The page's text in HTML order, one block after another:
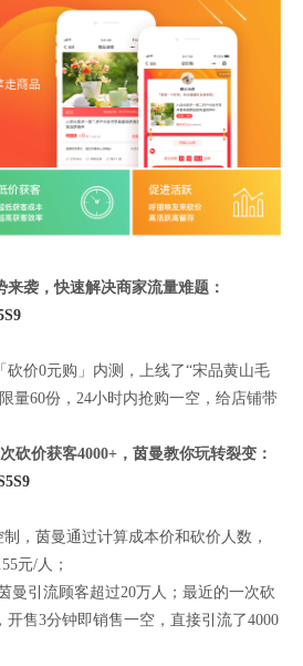
来袭，快速解决商家流量难题：
砍价0元购」内测，上线了“宋品黄山毛
量60份，24小时内抢购一空，给店铺带
砍价获客4000+，茵曼教你玩转裂变：
，茵曼通过计算成本价和砍价人数，
元/人；
曼引流顾客超过20万人；最近的一次砍
开售3分钟即销售一空，直接引流了4000